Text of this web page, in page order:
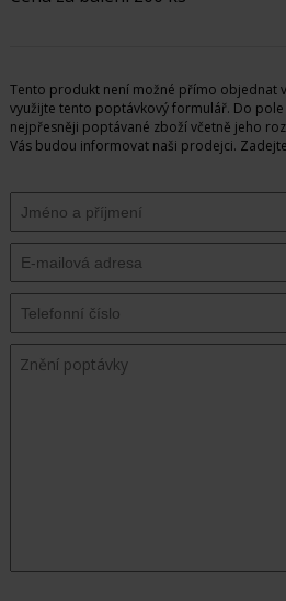
Tento produkt není možné přímo objednat
využijte tento poptávkový formulář. Do
nejpřesněji poptávané zboží včetně jeho
Vás budou informovat naši prodejci.